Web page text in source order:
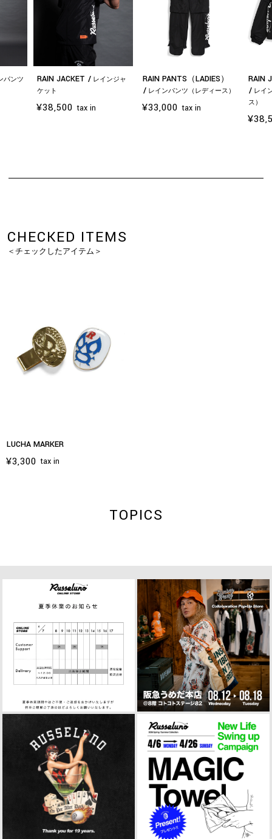
パンツ RAIN JACKET
レインジャ
ケット
¥38,500 tax in
RAIN PANTS（LADIES）
レインパンツ（レディース）
¥33,000 tax in
RAIN
レイ
ス）
CHECKED ITEMS
＜チェックしたアイテム＞
LUCHA MARKER
¥3,300 tax in
TOPICS